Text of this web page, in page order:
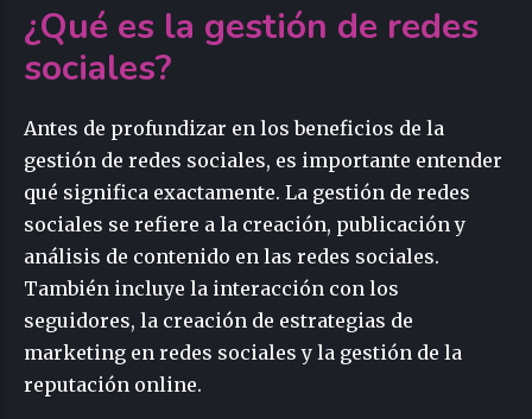
¿Qué es la gestión de redes
sociales?
Antes de profundizar en los beneficios de la
gestión de redes sociales, es importante entender
qué significa exactamente. La gestión de redes
sociales se refiere a la creación, publicación y
análisis de contenido en las redes sociales.
También incluye la interacción con los
seguidores, la creación de estrategias de
marketing en redes sociales y la gestión de la
reputación online.